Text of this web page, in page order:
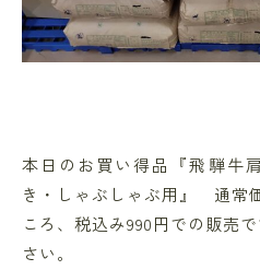
本日のお買い得品『飛騨牛
き・しゃぶしゃぶ用』 通常
ころ、税込み990円での販売
さい。